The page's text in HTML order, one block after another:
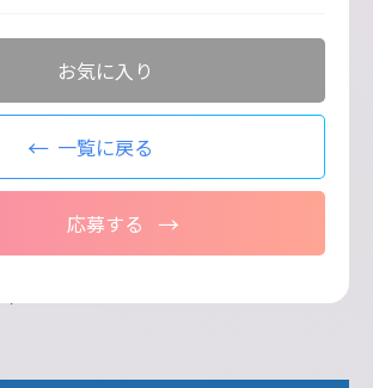
お気に入り
一覧に戻る
応募する
21